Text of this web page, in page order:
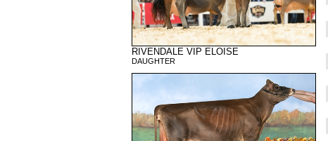
RIVENDALE VIP ELOISE
DAUGHTER